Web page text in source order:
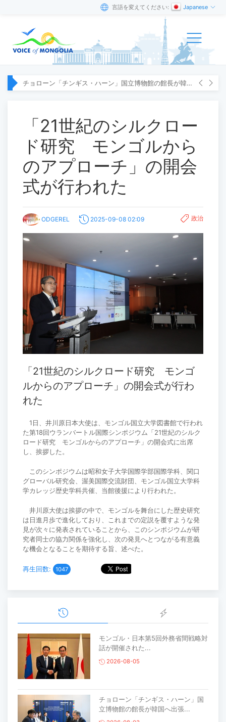
言語を変えてください: Japanese
チョローン「チンギス・ハーン」国立博物館の館長が韓国へ出張
「21世紀のシルクロー
ド研究 モンゴルから
のアプローチ」の開会
式が行われた
ODGEREL 2025-09-08 02:09 政治
「21世紀のシルクロード研究 モンゴ
ルからのアプローチ」の開会式が行わ
れた
1日、井川原日本大使は、モンゴル国立大学図書館で行われ
た第18回ウランバートル国際シンポジウム「21世紀のシルク
ロード研究 モンゴルからのアプローチ」の開会式に出席
し、挨拶した。
このシンポジウムは昭和女子大学国際学部国際学科、関口
グローバル研究会、渥美国際交流財団、モンゴル国立大学科
学カレッジ歴史学科共催、当館後援により行われた。
井川原大使は挨拶の中で、モンゴルを舞台にした歴史研究
は日進月歩で進化しており、これまでの定説を覆すような発
見が次々に発表されていることから、このシンポジウムが研
究者同士の協力関係を強化し、次の発見へとつながる有意義
な機会となることを期待する旨、述べた。
再生回数: 1047
モンゴル・日本第5回外務省間戦略対
話が開催された...
2026-08-05
チョローン「チンギス・ハーン」国
立博物館の館長が韓国へ出張...